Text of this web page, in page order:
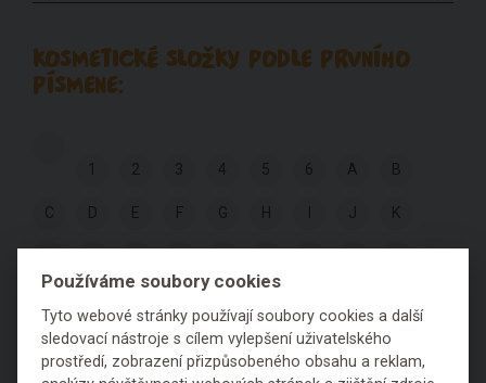
KOSMETICKÉ SLOŽKY PODLE PRVNÍHO
PÍSMENE:
1 2 3 4 5 6 A B
C D E F G H I J K
Používáme soubory cookies
Tyto webové stránky používají soubory cookies a další
sledovací nástroje s cílem vylepšení uživatelského
prostředí, zobrazení přizpůsobeného obsahu a reklam,